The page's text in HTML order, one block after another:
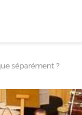
séparément ?